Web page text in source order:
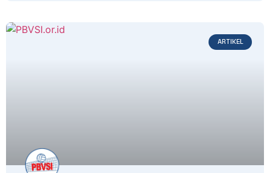
ARTIKEL